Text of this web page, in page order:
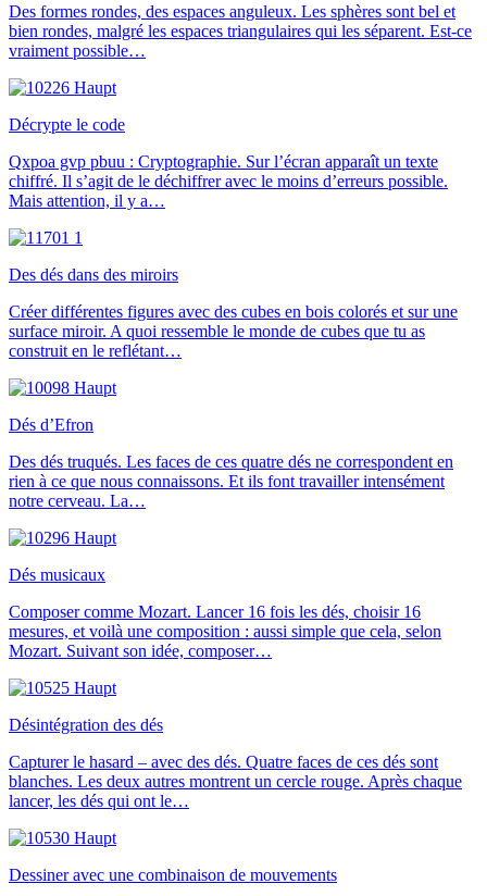
Des formes rondes, des espaces anguleux. Les sphères sont bel et
bien rondes, malgré les espaces triangulaires qui les séparent. Est-ce
vraiment possible…
Décrypte le code
Qxpoa gvp pbuu : Cryptographie. Sur l’écran apparaît un texte
chiffré. Il s’agit de le déchiffrer avec le moins d’erreurs possible.
Mais attention, il y a…
Des dés dans des miroirs
Créer différentes figures avec des cubes en bois colorés et sur une
surface miroir. A quoi ressemble le monde de cubes que tu as
construit en le reflétant…
Dés d’Efron
Des dés truqués. Les faces de ces quatre dés ne correspondent en
rien à ce que nous connaissons. Et ils font travailler intensément
notre cerveau. La…
Dés musicaux
Composer comme Mozart. Lancer 16 fois les dés, choisir 16
mesures, et voilà une composition : aussi simple que cela, selon
Mozart. Suivant son idée, composer…
Désintégration des dés
Capturer le hasard – avec des dés. Quatre faces de ces dés sont
blanches. Les deux autres montrent un cercle rouge. Après chaque
lancer, les dés qui ont le…
Dessiner avec une combinaison de mouvements